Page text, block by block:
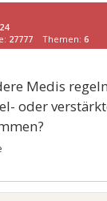
27777 Themen:6
Medis
oder